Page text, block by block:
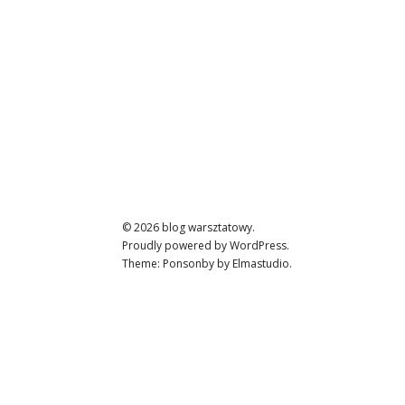
© 2026 blog warsztatowy.
Proudly powered byWordPress.
Theme: Ponsonby by Elmastudio.